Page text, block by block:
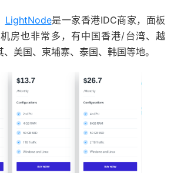
LightNode是一家香港IDC商家，面板
房也非常多，有中国香港/台湾、越
美国、柬埔寨、泰国、韩国等地。